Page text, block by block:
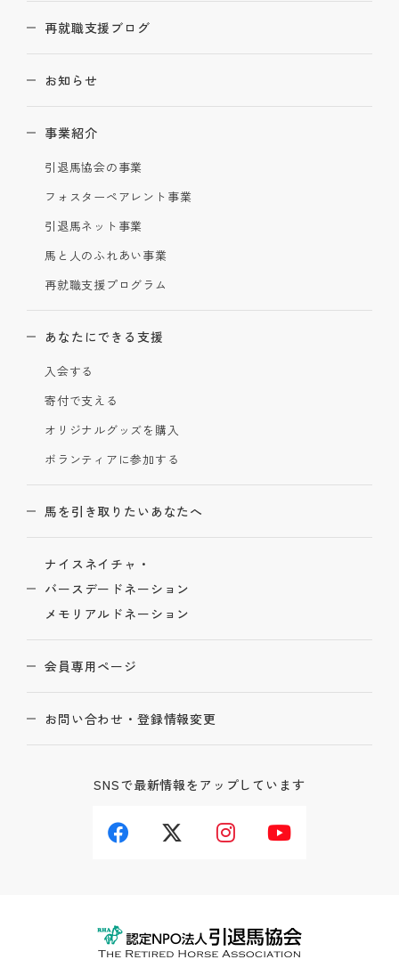
再就職支援ブログ
お知らせ
事業紹介
引退馬協会の事業
フォスターペアレント事業
引退馬ネット事業
馬と人のふれあい事業
再就職支援プログラム
あなたにできる支援
入会する
寄付で支える
オリジナルグッズを購入
ボランティアに参加する
馬を引き取りたいあなたへ
ナイスネイチャ・
バースデードネーション
メモリアルドネーション
会員専用ページ
お問い合わせ・登録情報変更
SNSで最新情報をアップしています